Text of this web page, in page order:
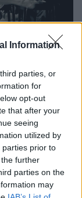
Information
parties, or
for
opt-out
that after your
seeing
utilized by
parties prior to
further
parties on the
may
erről-arról,
öt pud
és
nekünk
amíg a